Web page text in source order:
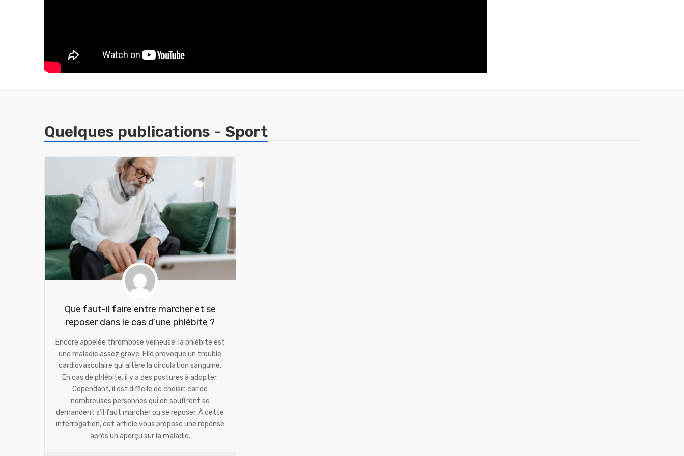
Quelques publications - Sport
Que faut-il faire entre marcher et se
reposer dans le cas d’une phlébite ?
Encore appelée thrombose veineuse, la phlébite est
une maladie assez grave. Elle provoque un trouble
cardiovasculaire qui altère la circulation sanguine.
En cas de phlébite, il y a des postures à adopter.
Cependant, il est difficile de choisir, car de
nombreuses personnes qui en souffrent se
demandent s’il faut marcher ou se reposer. À cette
interrogation, cet article vous propose une réponse
après un aperçu sur la maladie.